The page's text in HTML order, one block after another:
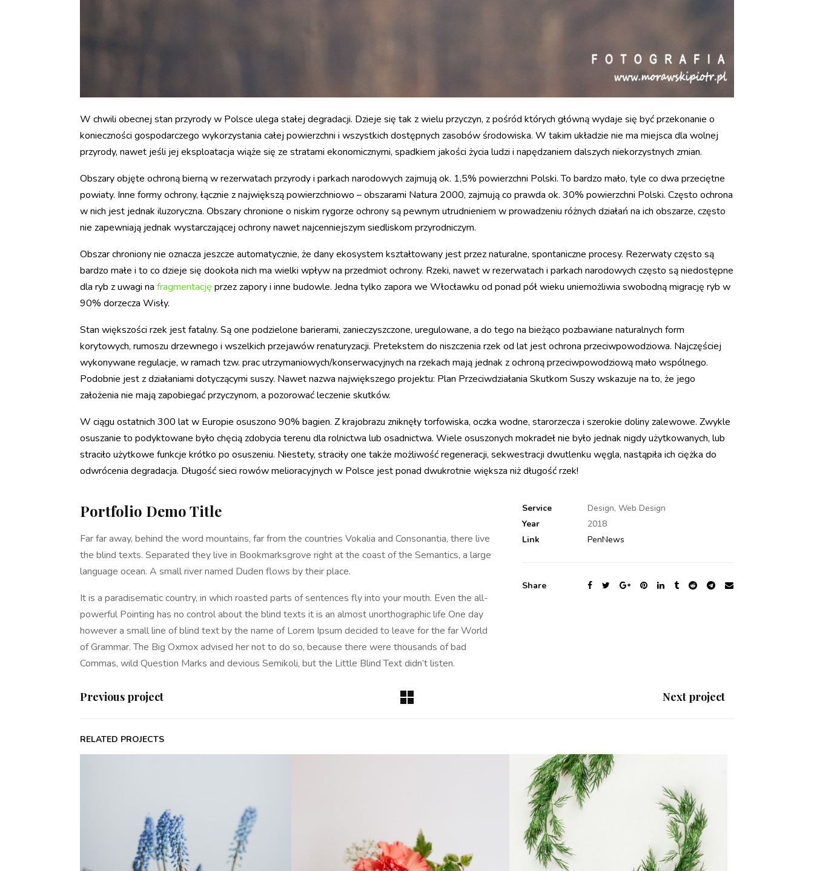
W chwili obecnej stan przyrody w Polsce ulega stałej degradacji. Dzieje się tak z wielu przyczyn, z pośród których główną wydaje się być przekonanie o
konieczności gospodarczego wykorzystania całej powierzchni i wszystkich dostępnych zasobów środowiska. W takim układzie nie ma miejsca dla wolnej
przyrody, nawet jeśli jej eksploatacja wiąże się ze stratami ekonomicznymi, spadkiem jakości życia ludzi i napędzaniem dalszych niekorzystnych zmian.
Obszary objęte ochroną bierną w rezerwatach przyrody i parkach narodowych zajmują ok. 1,5% powierzchni Polski. To bardzo mało, tyle co dwa przeciętne
powiaty. Inne formy ochrony, łącznie z największą powierzchniowo – obszarami Natura 2000, zajmują co prawda ok. 30% powierzchni Polski. Często ochrona
w nich jest jednak iluzoryczna. Obszary chronione o niskim rygorze ochrony są pewnym utrudnieniem w prowadzeniu różnych działań na ich obszarze, często
nie zapewniają jednak wystarczającej ochrony nawet najcenniejszym siedliskom przyrodniczym.
Obszar chroniony nie oznacza jeszcze automatycznie, że dany ekosystem kształtowany jest przez naturalne, spontaniczne procesy. Rezerwaty często są
bardzo małe i to co dzieje się dookoła nich ma wielki wpływ na przedmiot ochrony. Rzeki, nawet w rezerwatach i parkach narodowych często są niedostępne
dla ryb z uwagi na fragmentację przez zapory i inne budowle. Jedna tylko zapora we Włocławku od ponad pół wieku uniemożliwia swobodną migrację ryb w
90% dorzecza Wisły.
Stan większości rzek jest fatalny. Są one podzielone barierami, zanieczyszczone, uregulowane, a do tego na bieżąco pozbawiane naturalnych form
korytowych, rumoszu drzewnego i wszelkich przejawów renaturyzacji. Pretekstem do niszczenia rzek od lat jest ochrona przeciwpowodziowa. Najczęściej
wykonywane regulacje, w ramach tzw. prac utrzymaniowych/konserwacyjnych na rzekach mają jednak z ochroną przeciwpowodziową mało wspólnego.
Podobnie jest z działaniami dotyczącymi suszy. Nawet nazwa największego projektu: Plan Przeciwdziałania Skutkom Suszy wskazuje na to, że jego
założenia nie mają zapobiegać przyczynom, a pozorować leczenie skutków.
W ciągu ostatnich 300 lat w Europie osuszono 90% bagien. Z krajobrazu zniknęły torfowiska, oczka wodne, starorzecza i szerokie doliny zalewowe. Zwykle
osuszanie to podyktowane było chęcią zdobycia terenu dla rolnictwa lub osadnictwa. Wiele osuszonych mokradeł nie było jednak nigdy użytkowanych, lub
straciło użytkowe funkcje krótko po osuszeniu. Niestety, straciły one także możliwość regeneracji, sekwestracji dwutlenku węgla, nastąpiła ich ciężka do
odwrócenia degradacja. Długość sieci rowów melioracyjnych w Polsce jest ponad dwukrotnie większa niż długość rzek!
Portfolio Demo Title
Far far away, behind the word mountains, far from the countries Vokalia and Consonantia, there live
the blind texts. Separated they live in Bookmarksgrove right at the coast of the Semantics, a large
language ocean. A small river named Duden flows by their place.
It is a paradisematic country, in which roasted parts of sentences fly into your mouth. Even the all-
powerful Pointing has no control about the blind texts it is an almost unorthographic life One day
however a small line of blind text by the name of Lorem Ipsum decided to leave for the far World
of Grammar. The Big Oxmox advised her not to do so, because there were thousands of bad
Commas, wild Question Marks and devious Semikoli, but the Little Blind Text didn’t listen.
Service
Design, Web Design
Year
2018
Link
PenNews
Share
Previous project Next project
RELATED PROJECTS